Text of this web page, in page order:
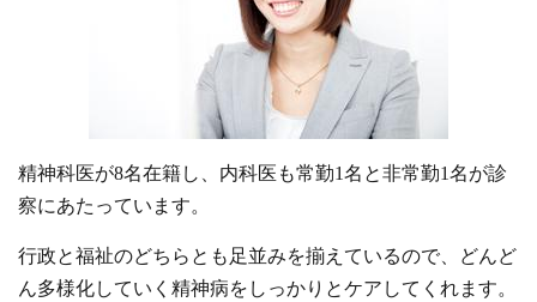
精神科医が8名在籍し、内科医も常勤1名と非常勤1名が診
察にあたっています。
行政と福祉のどちらとも足並みを揃えているので、どんど
ん多様化していく精神病をしっかりとケアしてくれます。